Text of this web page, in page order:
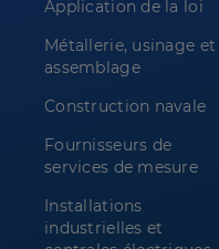
Application de la loi
Métallerie, usinage et
assemblage
Construction navale
Fournisseurs de
services de mesure
Installations
industrielles et